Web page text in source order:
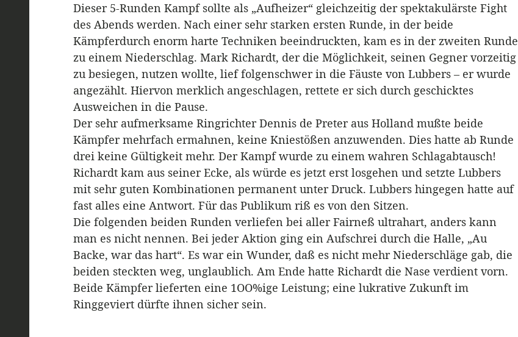
Dieser 5-Runden Kampf sollte als „Aufheizer“ gleichzeitig der spektakulärste Fight
des Abends werden. Nach einer sehr starken ersten Runde, in der beide
Kämpferdurch enorm harte Techniken beeindruckten, kam es in der zweiten Runde
zu einem Niederschlag. Mark Richardt, der die Möglichkeit, seinen Gegner vorzeitig
zu besiegen, nutzen wollte, lief folgenschwer in die Fäuste von Lubbers – er wurde
angezählt. Hiervon merklich angeschlagen, rettete er sich durch geschicktes
Ausweichen in die Pause.
Der sehr aufmerksame Ringrichter Dennis de Preter aus Holland mußte beide
Kämpfer mehrfach ermahnen, keine Kniestößen anzuwenden. Dies hatte ab Runde
drei keine Gültigkeit mehr. Der Kampf wurde zu einem wahren Schlagabtausch!
Richardt kam aus seiner Ecke, als würde es jetzt erst losgehen und setzte Lubbers
mit sehr guten Kombinationen permanent unter Druck. Lubbers hingegen hatte auf
fast alles eine Antwort. Für das Publikum riß es von den Sitzen.
Die folgenden beiden Runden verliefen bei aller Fairneß ultrahart, anders kann
man es nicht nennen. Bei jeder Aktion ging ein Aufschrei durch die Halle, „Au
Backe, war das hart“. Es war ein Wunder, daß es nicht mehr Niederschläge gab, die
beiden steckten weg, unglaublich. Am Ende hatte Richardt die Nase verdient vorn.
Beide Kämpfer lieferten eine 1OO%ige Leistung; eine lukrative Zukunft im
Ringgeviert dürfte ihnen sicher sein.